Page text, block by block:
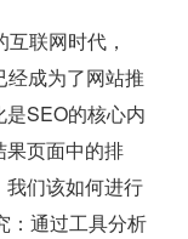
联网时代，
成为了网站推
SEO的核心内
果页面中的排
们该如何进行
：通过工具分析